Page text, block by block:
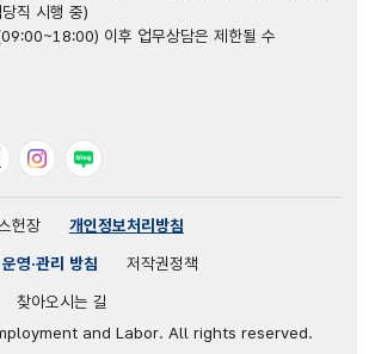
직 시행 중)
이후 업무상담은 제한될 수
인스타그램
블로그
헌장
개인정보처리방침
영·관리 방침
저작권정책
찾아오시는 길
and Labor. All rights reserved.